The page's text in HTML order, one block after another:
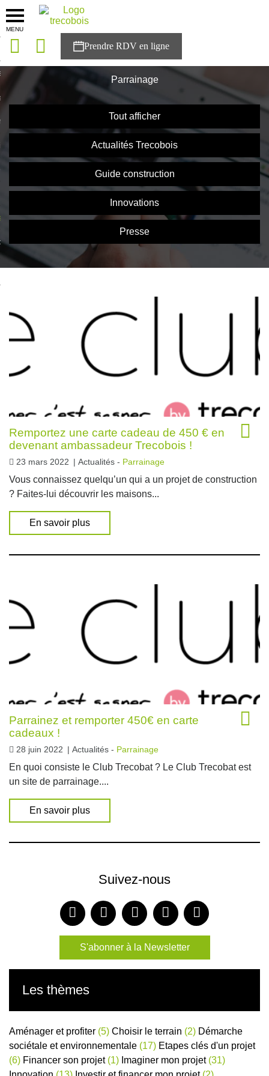
MENU
solutions
à NESTOR
Parrainage
Tout afficher
Actualités Trecobois
Guide construction
Innovations
Presse
Remportez une carte cadeau de 450 € en
devenant ambassadeur Trecobois !
23 mars 2022 | Actualités - Parrainage
Vous connaissez quelqu’un qui a un projet de construction
? Faites-lui découvrir les maisons...
En savoir plus
Parrainez et remporter 450€ en carte
cadeaux !
28 juin 2022 | Actualités - Parrainage
En quoi consiste le Club Trecobat ? Le Club Trecobat est
un site de parrainage....
En savoir plus
Suivez-nous
S'abonner à la Newsletter
Les thèmes
Aménager et profiter (5) Choisir le terrain (2) Démarche
sociétale et environnementale (17) Etapes clés d'un projet
(6) Financer son projet(1) Imaginer mon projet(31)